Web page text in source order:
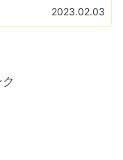
の米国市場はナスダック...
2023.02.03